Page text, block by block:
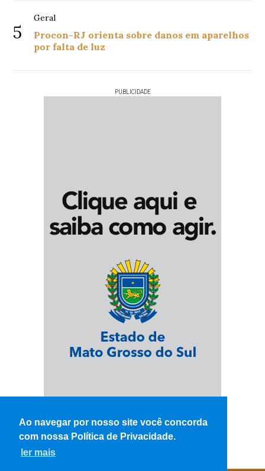
Ao navegar por nosso site você concorda
com nossa Política de Privacidade.
ler mais
5
Geral
Procon-RJ orienta sobre danos em aparelhos
por falta de luz
PUBLICIDADE